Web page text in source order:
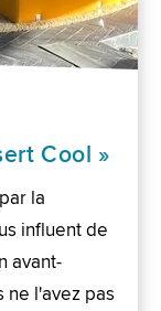
Cool »
la
influent de
avant-
ne l'avez pas